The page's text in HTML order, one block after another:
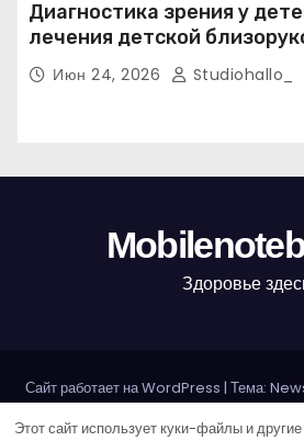
Диагностика зрения у
лечения детской
косоглазия и амблиопии
Июн 24, 2026 Studiohallo_
Здоровье
Сайт работает на WordPress | Тема:
Home Sample Page Авторам
Этот сайт использует куки-файлы и